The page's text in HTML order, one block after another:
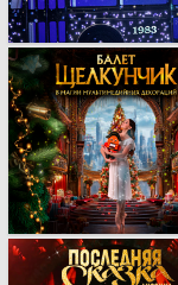
визуального